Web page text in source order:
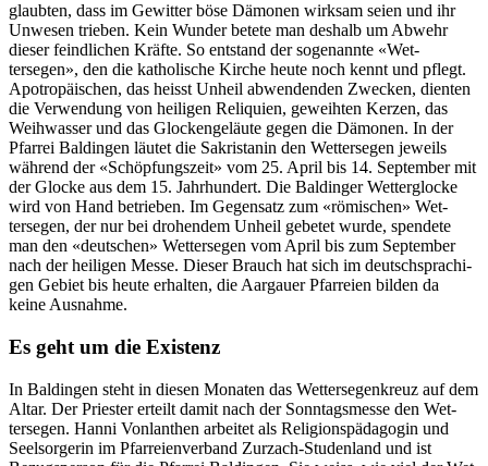
glaubten, dass im Gewit­ter böse Dämo­nen wirk­sam seien und ihr
Unwe­sen trieben. Kein Wun­der betete man deshalb um Abwehr
dieser feindlichen Kräfte. So ent­stand der soge­nan­nte «Wet­
tersegen», den die katholis­che Kirche heute noch ken­nt und pflegt.
Apotropäis­chen, das heisst Unheil abwen­den­den Zweck­en, dien­ten
die Ver­wen­dung von heili­gen Reliquien, gewei­ht­en Kerzen, das
Wei­h­wass­er und das Glock­en­geläute gegen die Dämo­nen. In der
Pfar­rei Baldin­gen läutet die Sakris­tanin den Wet­tersegen jew­eils
während der «Schöp­fungszeit» vom 25. April bis 14. Sep­tem­ber mit
der Glocke aus dem 15. Jahrhun­dert. Die Baldinger Wet­ter­glocke
wird von Hand betrieben. Im Gegen­satz zum «römis­chen» Wet­
tersegen, der nur bei dro­hen­dem Unheil gebetet wurde, spendete
man den «deutschen» Wet­tersegen vom April bis zum Sep­tem­ber
nach der heili­gen Messe. Dieser Brauch hat sich im deutschsprachi­
gen Gebi­et bis heute erhal­ten, die Aar­gauer Pfar­reien bilden da
keine Aus­nahme.
Es geht um die Existenz
In Baldin­gen ste­ht in diesen Monat­en das Wet­tersegenkreuz auf dem
Altar. Der Priester erteilt damit nach der Son­ntagsmesse den Wet­
tersegen. Han­ni Von­lan­then arbeit­et als Reli­gion­späd­a­gogin und
Seel­sorg­erin im Pfar­reien­ver­band Zurzach-Stu­den­land und ist